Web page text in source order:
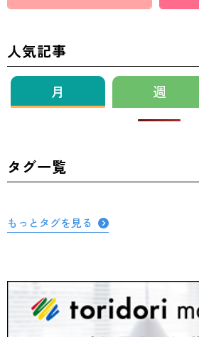
人気記事
月 週
タグ一覧
もっとタグを見る